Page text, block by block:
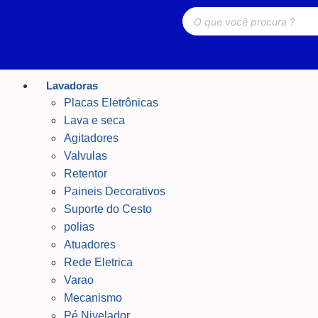
Lavadoras
Placas Eletrônicas
Lava e seca
Agitadores
Valvulas
Retentor
Paineis Decorativos
Suporte do Cesto
polias
Atuadores
Rede Eletrica
Varao
Mecanismo
Pé Nivelador